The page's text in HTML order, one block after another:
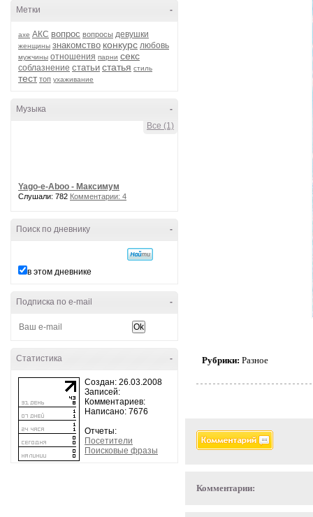
-
Метки
axe АКС вопрос вопросы девушки
женщины знакомство конкурс любовь
мужчины отношения парни секс
соблазнение статьи статья стиль
тест топ ухаживание
-
Музыка
Все (1)
Yago-e-Aboo - Максимум
Слушали: 782 Комментарии: 4
-
Поиск по дневнику
в этом дневнике
-
Подписка по e-mail
-
Статистика
Создан: 26.03.2008
Записей:
Комментариев:
Написано: 7676
Отчеты:
Посетители
Поисковые фразы
Рубрики: Разное
Комментарии: